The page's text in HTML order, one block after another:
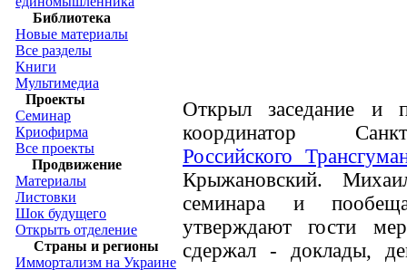
Библиотека
Новые материалы
Все разделы
Книги
Мультимедиа
Проекты
Семинар
Криофирма
Все проекты
Продвижение
Материалы
Листовки
Шок будущего
Открыть отделение
Страны и регионы
Иммортализм на Украине
Открыл заседание и
координатор
Российского
Крыжановский.
семинара и
утверждают гости
сдержал - доклады,